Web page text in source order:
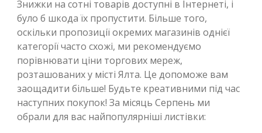
Знижки на сотні товарів доступні в Інтернеті, і
було б шкода їх пропустити. Більше того,
оскільки пропозиції окремих магазинів однієї
категорії часто схожі, ми рекомендуємо
порівнювати ціни торгових мереж,
розташованих у місті Ялта. Це допоможе вам
заощадити більше! Будьте креативними під час
наступних покупок! За місяць Серпень ми
обрали для вас найпопулярніші листівки: